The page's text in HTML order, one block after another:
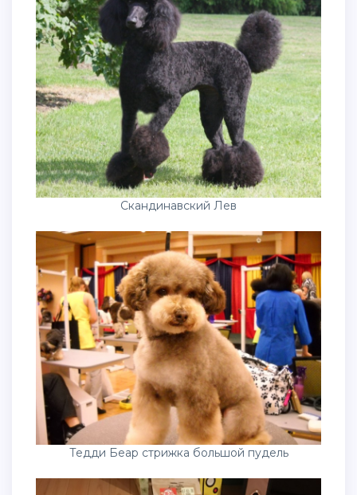
Скандинавский Лев
Тедди Беар стрижка большой пудель